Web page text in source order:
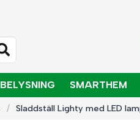
BELYSNING SMARTHEM
Sladdställ Lighty med LED